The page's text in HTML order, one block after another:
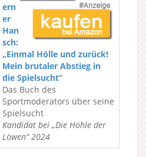
ern
er
Han
sch:
„Einmal Hölle und zurück!
Mein brutaler Abstieg in
die Spielsucht“
Das Buch des
Sportmoderators über seine
Spielsucht
Kandidat bei „Die Höhle der
Löwen“ 2024